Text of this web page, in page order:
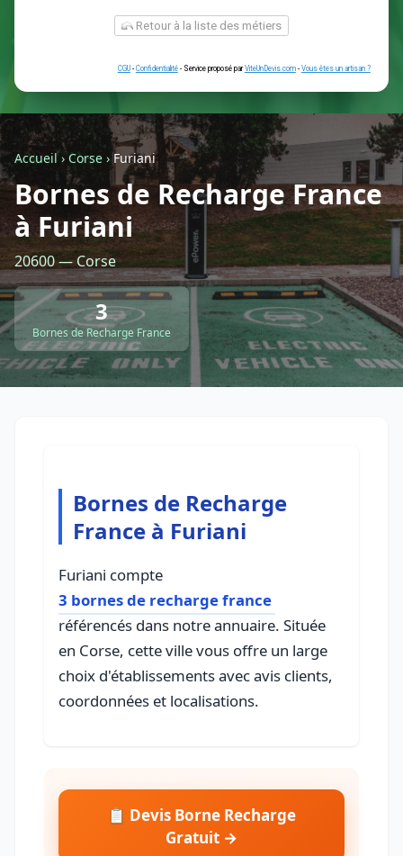
Une simple prise
Je ne sais pas encore
Autre
Retour à la liste des métiers
CGU-Confidentialité- Service proposé parViteUnDevis.com-Vous
Accueil› Corse › Furiani
Bornes de Recharge France
à Furiani
20600 — Corse
3
Bornes de Recharge France
Bornes de Recharge
France à Furiani
Furiani compte
3 bornes de recharge france
référencés dans notre annuaire. Située
en Corse, cette ville vous offre un large
choix d'établissements avec avis clients,
coordonnées et localisations.
📋 Devis Borne Recharge
Gratuit →